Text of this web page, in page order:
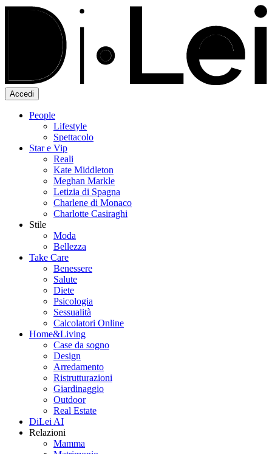
Accedi
People
Lifestyle
Spettacolo
Star e Vip
Reali
Kate Middleton
Meghan Markle
Letizia di Spagna
Charlene di Monaco
Charlotte Casiraghi
Stile
Moda
Bellezza
Take Care
Benessere
Salute
Diete
Psicologia
Sessualità
Calcolatori Online
Home&Living
Case da sogno
Design
Arredamento
Ristrutturazioni
Giardinaggio
Outdoor
Real Estate
DiLei AI
Relazioni
Mamma